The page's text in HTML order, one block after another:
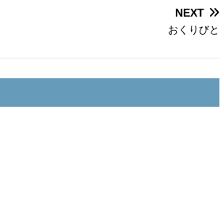
NEXT
おくりびと